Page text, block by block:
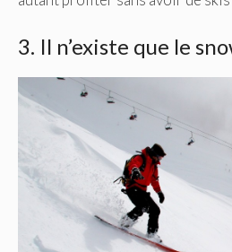
3. Il n’existe que le